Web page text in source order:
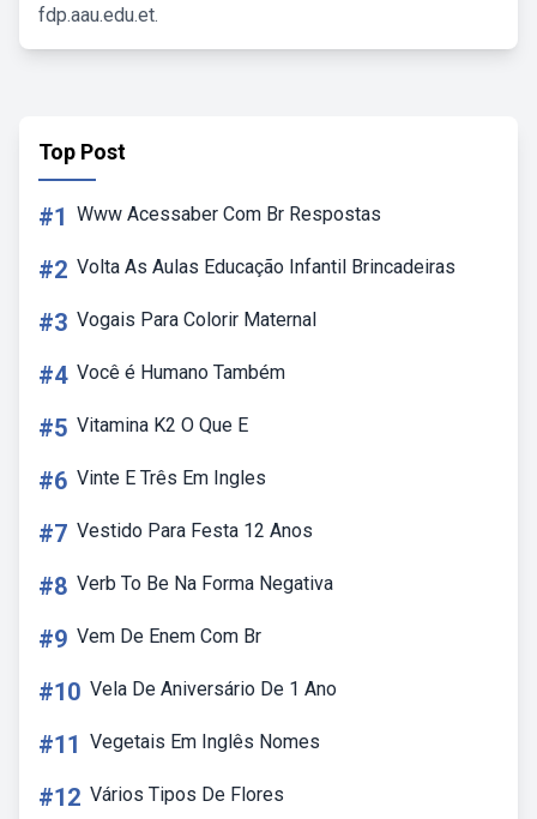
fdp.aau.edu.et.
Top Post
#1 Www Acessaber Com Br Respostas
#2 Volta As Aulas Educação Infantil Brincadeiras
#3 Vogais Para Colorir Maternal
#4 Você é Humano Também
#5 Vitamina K2 O Que E
#6 Vinte E Três Em Ingles
#7 Vestido Para Festa 12 Anos
#8 Verb To Be Na Forma Negativa
#9 Vem De Enem Com Br
#10 Vela De Aniversário De 1 Ano
#11 Vegetais Em Inglês Nomes
#12 Vários Tipos De Flores